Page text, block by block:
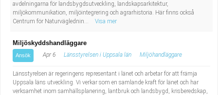
avdelningarna för landsbygdsutveckling, landskapsarkitektur,
miljökommunikation, miljöintegrering och agrarhistoria. Här finns också
Centrum för Naturväglednin...
Visa mer
Miljöskyddshandläggare
Ansök Apr 6 Länsstyrelsen i Uppsala län Miljöhandläggare
Länsstyrelsen är regeringens representant i länet och arbetar för att främja
Uppsala läns utveckling. Vi verkar som en samlande kraft för länet och har
verksamhet inom samhällsplanering, lantbruk och landsbygd, krisberedskap,